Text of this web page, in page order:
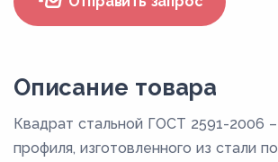
Описание товара
Квадрат стальной ГОСТ 2591-2006
профиля, изготовленного из стали